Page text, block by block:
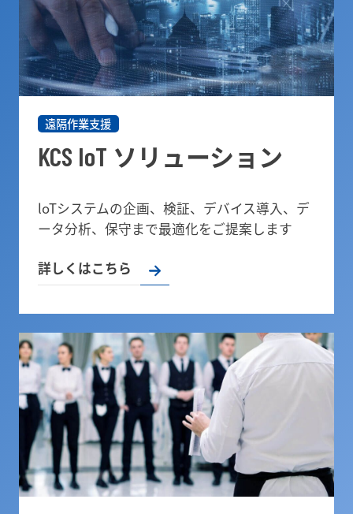
遠隔作業支援
KCS IoT ソリューション
loTシステムの企画、検証、デバイス導入、デ
ータ分析、保守まで最適化をご提案します
詳しくはこちら